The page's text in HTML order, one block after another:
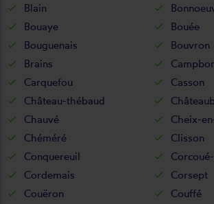
Blain
Bouaye
Bouée
Bouguenais
Bouvron
Brains
Carquefou
Casson
Château-thébaud
Chauvé
Cheix-
Chéméré
Clisson
Conquereuil
Cordemais
Corsept
Couëron
Couffé